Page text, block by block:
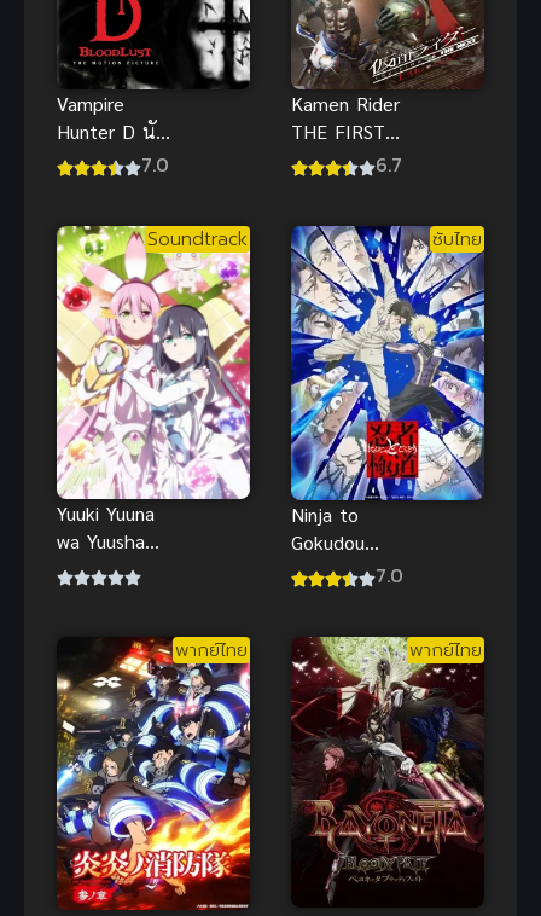
Vampire
Hunter D นัก
ล่าพันธุ์
7.0
Kamen Rider
THE FIRST
And THE 6.7
Soundtrack
Yuuki Yuuna
wa Yuusha
de Aru 3
กล้า ภาค 3
ซับไทย
Ninja to
Gokudou
นินจา ปะทะ7.0
พากย์ไทย พากย์ไทย